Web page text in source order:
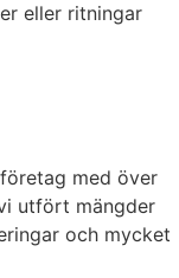
eller ritningar
med över
utfört mängder
och mycket